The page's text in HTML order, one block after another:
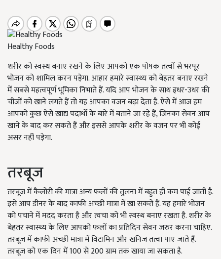
Healthy Foods
शरीर को स्वस्थ बनाए रखने के लिए आपको एक पोषक तत्वों से भरपूर
भोजन को शामिल करन पड़ेगा. आहार हमारे स्वास्थ्य को बेहतर बनाए रखने
में सबसे महत्वपूर्ण भूमिका निभाते हैं. यदि आप भोजन के साथ इधर-उधर की
चीजों को खाने लगते हैं तो यह आपका वजन बढ़ा देता है. ऐसे में आज हम
आपको कुछ ऐसे खाद्य पदार्थो के बारे में बताने जा रहे हैं,जिनका सेवन आप
खाने के बाद कर सकते हैं और इससे आपके शरीर के वजन पर भी कोई
असर नहीं पड़ेगा.
तरबूज
तरबूज में कैलोरी की मात्रा अन्य फलों की तुलना में बहुत ही कम पाई जाती है.
इसे आप डीनर के बाद काफी अच्छी मात्रा में खा सकते हैं. यह हमारे भोजन
को पचाने में मदद करता है और त्वचा को भी स्वस्थ बनाए रखता है. शरीर के
बेहतर स्वास्थ्य के लिए आपको फलों का प्रतिदिन सेवन जरुर करना चाहिए.
तरबूज में काफी अच्छी मात्रा में विटामिन और खनिज तत्वा पाए जाते हैं.
तरबूज को एक दिन में 100 से 200 ग्राम तक खाया जा सकता है.